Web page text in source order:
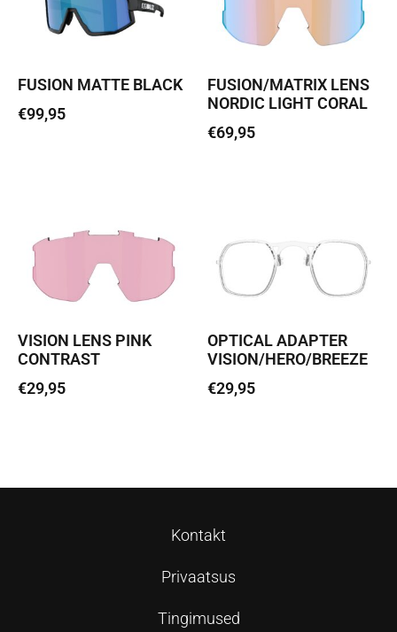
FUSION MATTE BLACK
€99,95
FUSION/MATRIX LENS
NORDIC LIGHT CORAL
€69,95
VISION LENS PINK
CONTRAST
€29,95
OPTICAL ADAPTER
VISION/HERO/BREEZE
€29,95
Kontakt
Privaatsus
Tingimused